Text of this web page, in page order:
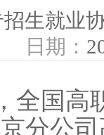
生就业
日期：
全国高
分公